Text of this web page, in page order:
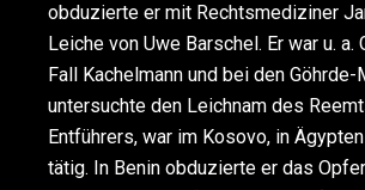
obduzierte er mit Rechtsmediziner
Leiche von Uwe Barschel. Er war u. a.
Fall Kachelmann und bei den Göhrde-
untersuchte den Leichnam des
Entführers, war im Kosovo, in
tätig. In Benin obduzierte er das